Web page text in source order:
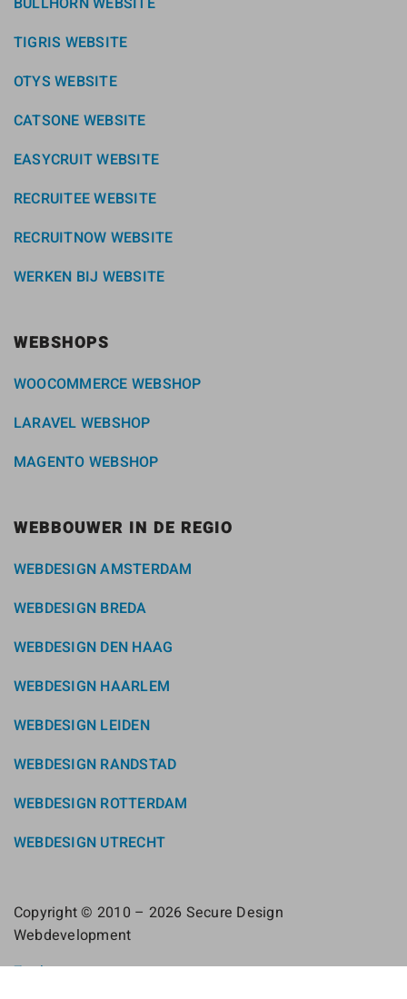
TIGRIS WEBSITE
OTYS WEBSITE
CATSONE WEBSITE
EASYCRUIT WEBSITE
RECRUITEE WEBSITE
RECRUITNOW WEBSITE
WERKEN BIJ WEBSITE
WEBSHOPS
WOOCOMMERCE WEBSHOP
LARAVEL WEBSHOP
MAGENTO WEBSHOP
WEBBOUWER IN DE REGIO
WEBDESIGN AMSTERDAM
WEBDESIGN BREDA
WEBDESIGN DEN HAAG
WEBDESIGN HAARLEM
WEBDESIGN LEIDEN
WEBDESIGN RANDSTAD
WEBDESIGN ROTTERDAM
WEBDESIGN UTRECHT
Copyright © 2010 – 2026 Secure Design
Webdevelopment
Zoeken